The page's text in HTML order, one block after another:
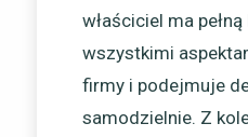
właściciel ma
wszystkimi
firmy i podejmuje
samodzielnie. Z